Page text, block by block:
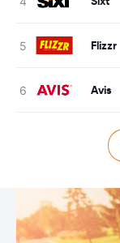
Flizzr
Avis